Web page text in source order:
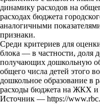
динамику расходов на
расходах бюджета
аналогичными
признаки.
Среди критериев для
блока — в частности, доля
получающих дошкольную
общего числа детей этого
дошкольное образование в
расходы бюджета на ЖКХ и
Источник — https://